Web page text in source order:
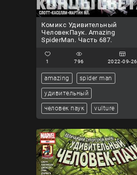
Комикс Удивительный
ЧеловекПаук. Amazing
SpiderMan. Часть 687.
1 796 2022-09-26
amazing spider man
удивительный
человек паук vulture